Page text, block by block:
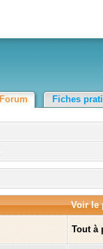
Forum Fiches
Voir le
Tout à